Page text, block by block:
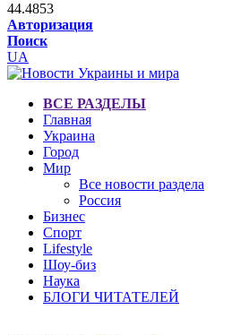
44.4853
Авторизация
Поиск
UA
ВСЕ РАЗДЕЛЫ
Главная
Украина
Город
Мир
Все новости раздела
Россия
Бизнес
Спорт
Lifestyle
Шоу-биз
Наука
БЛОГИ ЧИТАТЕЛЕЙ